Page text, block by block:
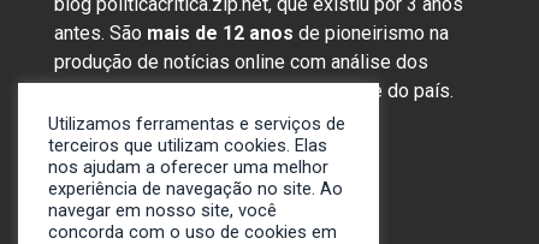
blog politicacritica.zip.net, que existiu por 3 anos
antes. São mais de 12 anos de pioneirismo na
produção de notícias online com análise dos
assuntos mais importantes da região e do país.
Sobre nós
Anunciar
Contato
Utilizamos ferramentas e serviços de
terceiros que utilizam cookies. Elas
nos ajudam a oferecer uma melhor
experiência de navegação no site. Ao
navegar em nosso site, você
concorda com o uso de cookies em